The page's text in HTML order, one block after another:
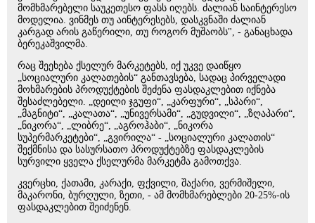
მომხმარებელი საუკეთესო ფასს იღებს. ძალიან საინტერესო
მოდელია. ვინმეს თუ აინტერესებს, დასკვნაში ძალიან
კარგად არის გაწერილი, თუ როგორ მუშაობს", - განაცხადა
ბერეკაშვილმა.
რაც შეეხება ქსელურ მარკეტებს, იქ უკვე დაიწყო
„სოციალური კალათების“ განთავსება, სადაც პირველადი
მოხმარების პროდუქტების შეძენა ფასდაკლებით იქნება
შესაძლებელი. „დეილი ჯგუფი“, „კარფური“, „სპარი“,
„მაგნიტი“, „კალათა“, „უნივერსამი“, „გუდვილი“, „ზღაპარი“,
„ნიკორა“, „ლიბრე“, „აგროჰაბი“, „ნიკორა
სუპერმარკეტები“, „გვირილა“ - „სოციალური კალათის“
შექმნისა და სასურსათო პროდუქტებზე ფასდაკლების
სურვილი ყველა ქსელურმა მარკეტმა გამოთქვა.
კვერცხი, ქათამი, კარაქი, ფქვილი, შაქარი, ვერმიშელი,
მაკარონი, ბურღული, ზეთი, - ამ მომხმარებლები 20-25%-ის
ფასდაკლებით შეიძენენ.